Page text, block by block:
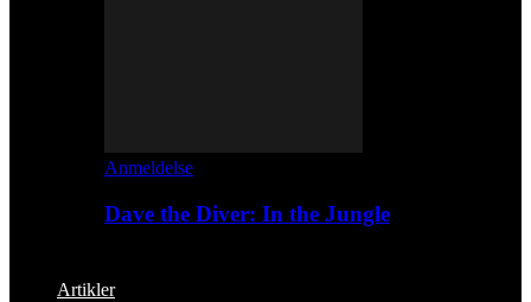
Anmeldelse
Dave the Diver: In the Jungle
Artikler